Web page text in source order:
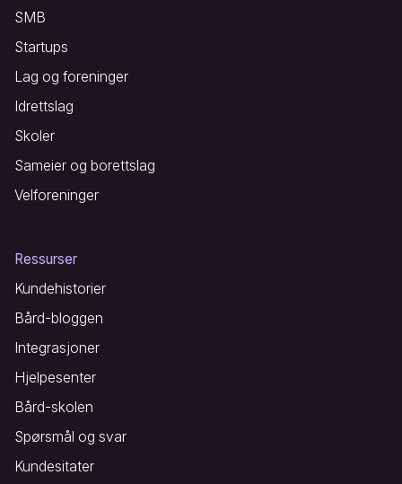
SMB
Startups
Lag og foreninger
Idrettslag
Skoler
Sameier og borettslag
Velforeninger
Ressurser
Kundehistorier
Bård-bloggen
Integrasjoner
Hjelpesenter
Bård-skolen
Spørsmål og svar
Kundesitater